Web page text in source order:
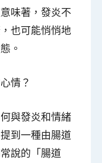
味著，發炎不
也可能悄悄地
。
情？
與發炎和情緒
到一種由腸道
說的「腸道